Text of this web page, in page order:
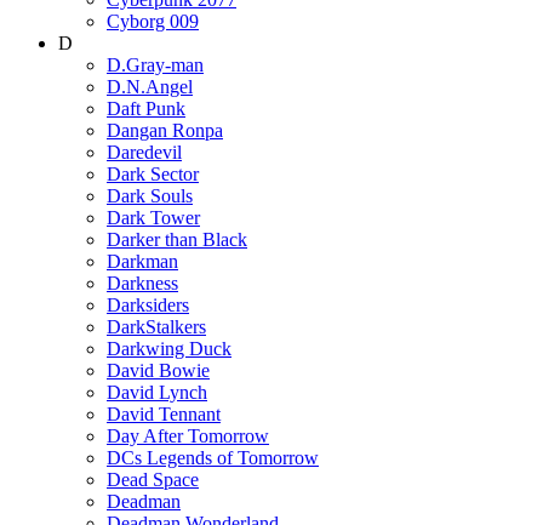
Cyborg 009
D
D.Gray-man
D.N.Angel
Daft Punk
Dangan Ronpa
Daredevil
Dark Sector
Dark Souls
Dark Tower
Darker than Black
Darkman
Darkness
Darksiders
DarkStalkers
Darkwing Duck
David Bowie
David Lynch
David Tennant
Day After Tomorrow
DCs Legends of Tomorrow
Dead Space
Deadman